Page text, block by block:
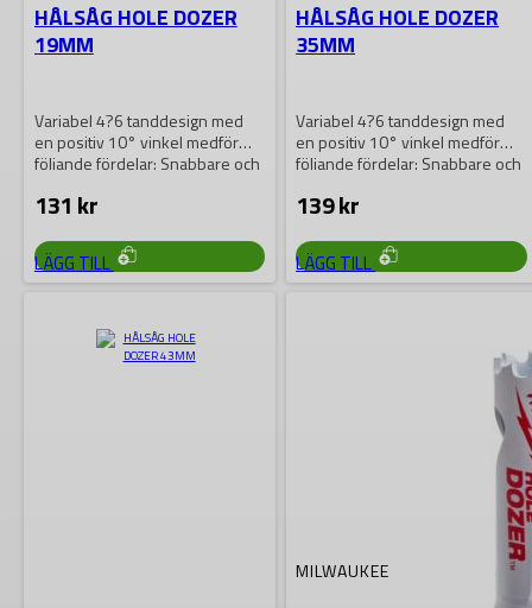
HÅLSÅG HOLE DOZER
19MM
Variabel 4?6 tanddesign med
en positiv 10° vinkel medför
följande fördelar: Snabbare och
131 kr
LÄGG TILL
HÅLSÅG HOLE DOZER
35MM
Variabel 4?6 tanddesign med
en positiv 10° vinkel medför
följande fördelar: Snabbare och
139kr
LÄGG TILL
MILWAUKEE